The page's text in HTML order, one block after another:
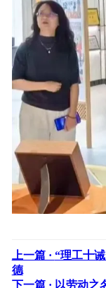
上一篇 · “理工十
德
下一篇 · 以劳动之